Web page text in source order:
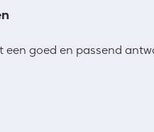
een goed en passend